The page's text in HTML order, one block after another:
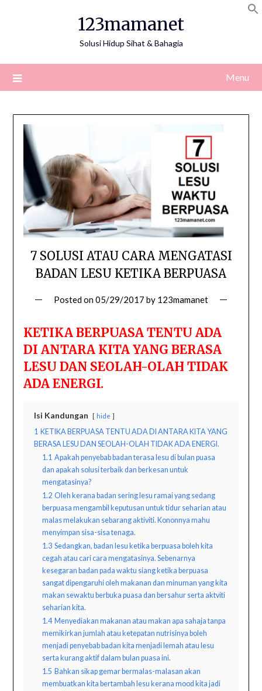
123mamanet
Solusi Hidup Sihat & Bahagia
Menu
7 SOLUSI ATAU CARA MENGATASI
BADAN LESU KETIKA BERPUASA
Posted on05/29/2017 by 123mamanet
KETIKA BERPUASA TENTU ADA
DI ANTARA KITA YANG BERASA
LESU DAN SEOLAH-OLAH TIDAK
ADA ENERGI.
Isi Kandungan hide
1 KETIKA BERPUASA TENTU ADA DI ANTARA KITA YANG
BERASA LESU DAN SEOLAH-OLAH TIDAK ADA ENERGI.
1.1 Apakah penyebab badan terasa lesu di bulan puasa
dan apakah solusi terbaik dan berkesan untuk
mengatasinya?
1.2 Oleh kerana badan sering lesu ramai yang sedang
berpuasa mengambil keputusan untuk tidur seharian atau
malas melakukan sebarang aktiviti. Kononnya mahu
menyimpan sisa-sisa tenaga.
1.3 Sedangkan, badan lesu ketika berpuasa boleh kita
cegah atau cari cara mengatasinya. Sebenarnya
kesegaran badan pada waktu siang ketika berpuasa
sangat dipengaruhi oleh makanan dan minuman yang kita
makan sewaktu berbuka puasa dan bersahur serta aktviti
seharian kita.
1.4 Menyediakan makanan atau makan apa sahaja tanpa
memikirkan jumlah atau ketepatan nutrisinya boleh
menjadi penyebab badan kita menjadi lemah atau lesu
serta kurang aktif dalam bulan puasa ini.
1.5 Bahkan sikap gemar bermalas-malasan akan
membuatkan kita bertambah lesu kerana mood kita jadi